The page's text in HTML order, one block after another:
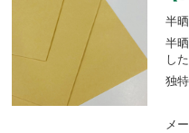
半
半
し
独
メ